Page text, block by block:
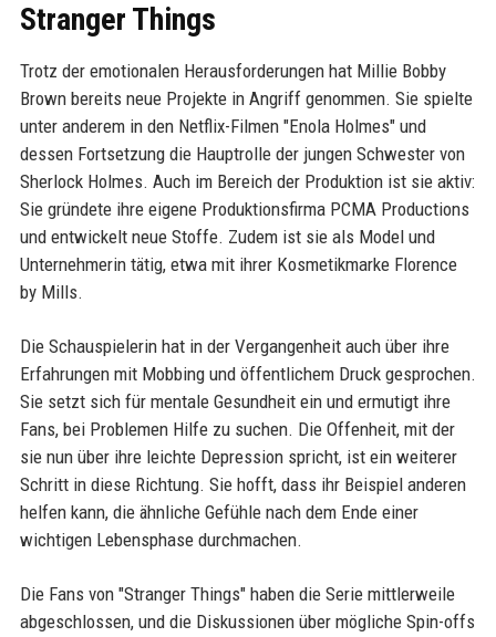
Stranger Things
Trotz der emotionalen Herausforderungen hat Millie Bobby
Brown bereits neue Projekte in Angriff genommen. Sie spielte
unter anderem in den Netflix-Filmen "Enola Holmes" und
dessen Fortsetzung die Hauptrolle der jungen Schwester von
Sherlock Holmes. Auch im Bereich der Produktion ist sie aktiv:
Sie gründete ihre eigene Produktionsfirma PCMA Productions
und entwickelt neue Stoffe. Zudem ist sie als Model und
Unternehmerin tätig, etwa mit ihrer Kosmetikmarke Florence
by Mills.
Die Schauspielerin hat in der Vergangenheit auch über ihre
Erfahrungen mit Mobbing und öffentlichem Druck gesprochen.
Sie setzt sich für mentale Gesundheit ein und ermutigt ihre
Fans, bei Problemen Hilfe zu suchen. Die Offenheit, mit der
sie nun über ihre leichte Depression spricht, ist ein weiterer
Schritt in diese Richtung. Sie hofft, dass ihr Beispiel anderen
helfen kann, die ähnliche Gefühle nach dem Ende einer
wichtigen Lebensphase durchmachen.
Die Fans von "Stranger Things" haben die Serie mittlerweile
abgeschlossen, und die Diskussionen über mögliche Spin-offs